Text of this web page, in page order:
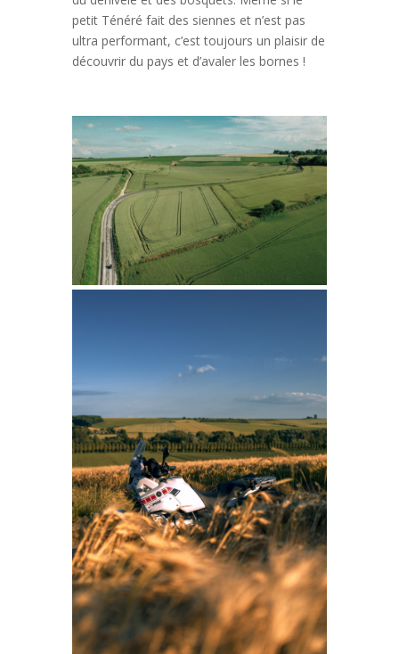
petit Ténéré fait des siennes et n’est pas
ultra performant, c’est toujours un plaisir de
découvrir du pays et d’avaler les bornes !